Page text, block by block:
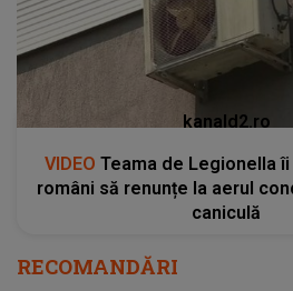
kanald2.ro
VIDEO Teama de Legionella
români să renunțe la aerul
caniculă
RECOMANDĂRI